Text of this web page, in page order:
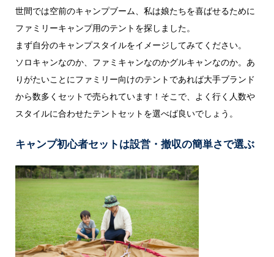
世間では空前のキャンプブーム、私は娘たちを喜ばせるために
ファミリーキャンプ用のテントを探しました。
まず自分のキャンプスタイルをイメージしてみてください。
ソロキャンなのか、ファミキャンなのかグルキャンなのか。 あ
りがたいことにファミリー向けのテントであれば大手ブランド
から数多くセットで売られています！そこで、よく行く人数や
スタイルに合わせたテントセットを選べば良いでしょう。
キャンプ初心者セットは設営・撤収の簡単さで選ぶ